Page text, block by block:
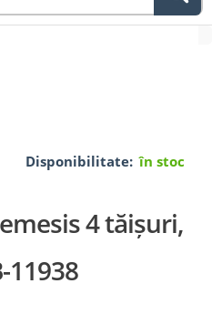
Disponibilitate: în stoc
4 tăișuri,
11938